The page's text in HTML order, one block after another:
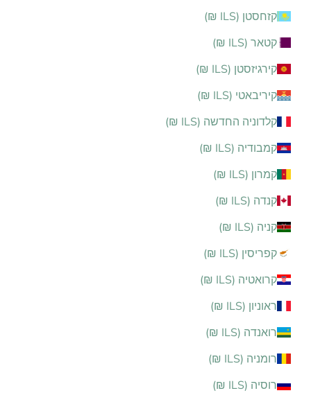
קזחסטן (ILS ₪)
קטאר (ILS ₪)
קירגיזסטן (ILS ₪)
קיריבאטי (ILS ₪)
קלדוניה החדשה (ILS ₪)
קמבודיה (ILS ₪)
קמרון (ILS ₪)
קנדה (ILS ₪)
קניה (ILS ₪)
קפריסין (ILS ₪)
קרואטיה (ILS ₪)
ראוניון (ILS ₪)
רואנדה (ILS ₪)
רומניה (ILS ₪)
רוסיה (ILS ₪)